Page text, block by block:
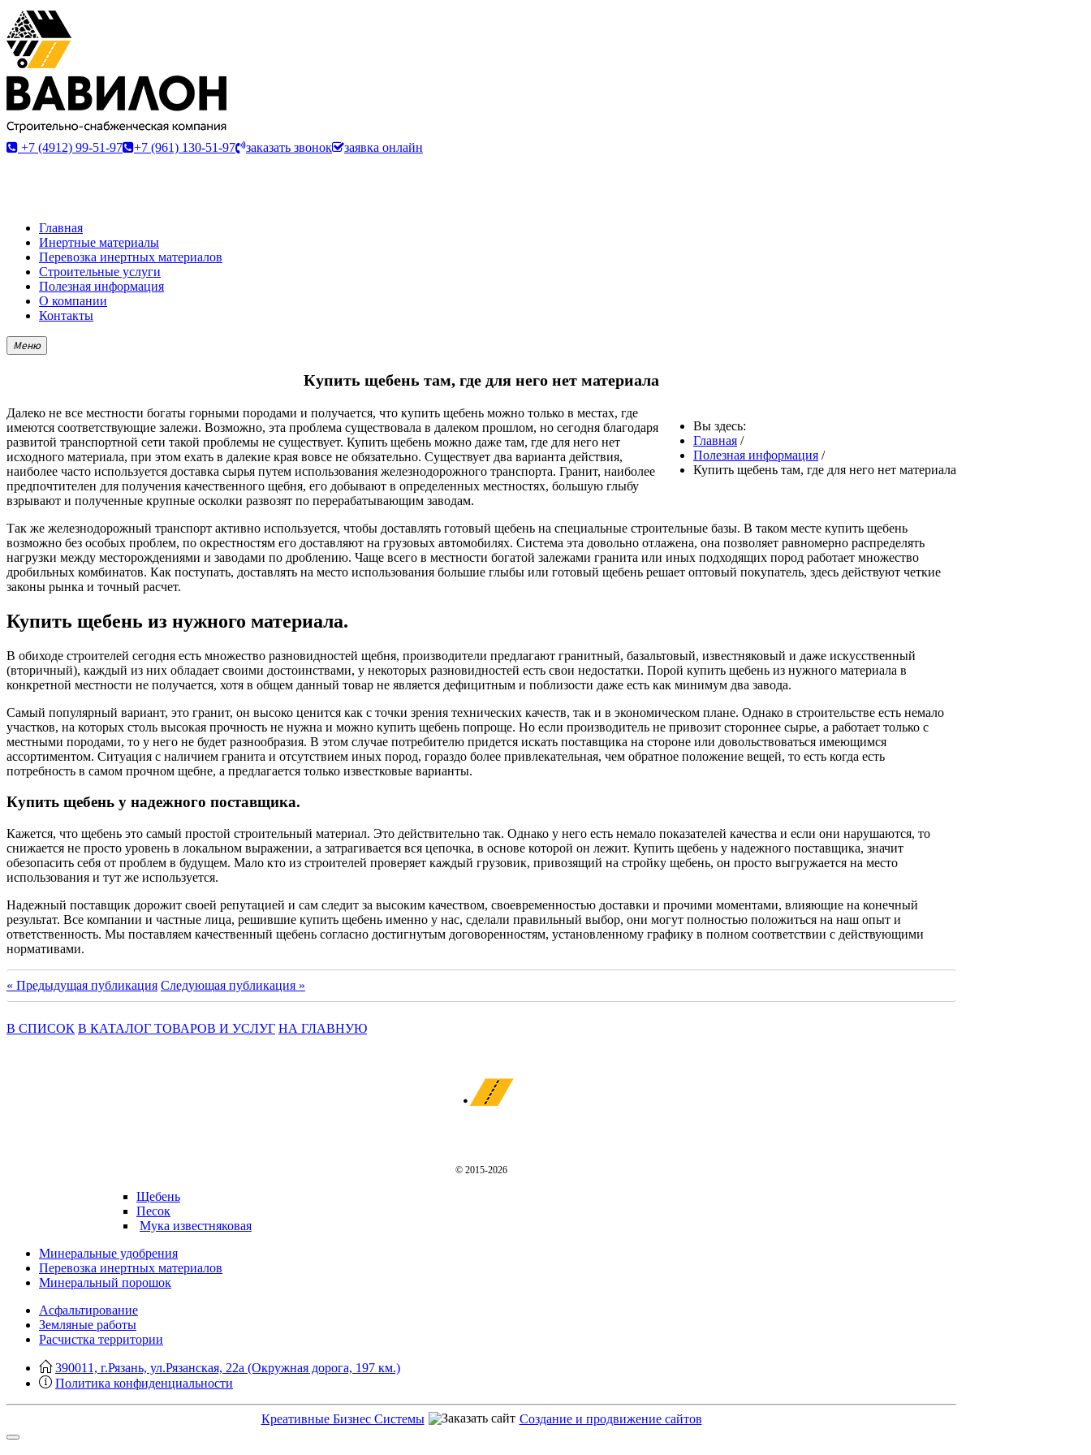
+7 (4912) 99-51-97 +7 (961) 130-51-97 заказать звонок заявка онлайн
Главная
Инертные материалы
Перевозка инертных материалов
Строительные услуги
Полезная информация
О компании
Контакты
Меню
Купить щебень там, где для него нет материала
Вы здесь:
Главная /
Полезная информация /
Купить щебень там, где для него нет материала
Далеко не все местности богаты горными породами и получается, что купить щебень можно только в местах, где
имеются соответствующие залежи. Возможно, эта проблема существовала в далеком прошлом, но сегодня благодаря
развитой транспортной сети такой проблемы не существует. Купить щебень можно даже там, где для него нет
исходного материала, при этом ехать в далекие края вовсе не обязательно. Существует два варианта действия,
наиболее часто используется доставка сырья путем использования железнодорожного транспорта. Гранит, наиболее
предпочтителен для получения качественного щебня, его добывают в определенных местностях, большую глыбу
взрывают и полученные крупные осколки развозят по перерабатывающим заводам.
Так же железнодорожный транспорт активно используется, чтобы доставлять готовый щебень на специальные строительные базы. В таком месте купить щебень
возможно без особых проблем, по окрестностям его доставляют на грузовых автомобилях. Система эта довольно отлажена, она позволяет равномерно распределять
нагрузки между месторождениями и заводами по дроблению. Чаще всего в местности богатой залежами гранита или иных подходящих пород работает множество
дробильных комбинатов. Как поступать, доставлять на место использования большие глыбы или готовый щебень решает оптовый покупатель, здесь действуют четкие
законы рынка и точный расчет.
Купить щебень из нужного материала.
В обиходе строителей сегодня есть множество разновидностей щебня, производители предлагают гранитный, базальтовый, известняковый и даже искусственный
(вторичный), каждый из них обладает своими достоинствами, у некоторых разновидностей есть свои недостатки. Порой купить щебень из нужного материала в
конкретной местности не получается, хотя в общем данный товар не является дефицитным и поблизости даже есть как минимум два завода.
Самый популярный вариант, это гранит, он высоко ценится как с точки зрения технических качеств, так и в экономическом плане. Однако в строительстве есть немало
участков, на которых столь высокая прочность не нужна и можно купить щебень попроще. Но если производитель не привозит стороннее сырье, а работает только с
местными породами, то у него не будет разнообразия. В этом случае потребителю придется искать поставщика на стороне или довольствоваться имеющимся
ассортиментом. Ситуация с наличием гранита и отсутствием иных пород, гораздо более привлекательная, чем обратное положение вещей, то есть когда есть
потребность в самом прочном щебне, а предлагается только известковые варианты.
Купить щебень у надежного поставщика.
Кажется, что щебень это самый простой строительный материал. Это действительно так. Однако у него есть немало показателей качества и если они нарушаются, то
снижается не просто уровень в локальном выражении, а затрагивается вся цепочка, в основе которой он лежит. Купить щебень у надежного поставщика, значит
обезопасить себя от проблем в будущем. Мало кто из строителей проверяет каждый грузовик, привозящий на стройку щебень, он просто выгружается на место
использования и тут же используется.
Надежный поставщик дорожит своей репутацией и сам следит за высоким качеством, своевременностью доставки и прочими моментами, влияющие на конечный
результат. Все компании и частные лица, решившие купить щебень именно у нас, сделали правильный выбор, они могут полностью положиться на наш опыт и
ответственность. Мы поставляем качественный щебень согласно достигнутым договоренностям, установленному графику в полном соответствии с действующими
нормативами.
« Предыдущая публикация Следующая публикация »
В СПИСОК В КАТАЛОГ ТОВАРОВ И УСЛУГ НА ГЛАВНУЮ
© 2015-2026
Щебень
Песок
Мука известняковая
Минеральные удобрения
Перевозка инертных материалов
Минеральный порошок
Асфальтирование
Земляные работы
Расчистка территории
390011, г.Рязань, ул.Рязанская, 22а (Окружная дорога, 197 км.)
Политика конфиденциальности
Креативные Бизнес Системы Создание и продвижение сайтов